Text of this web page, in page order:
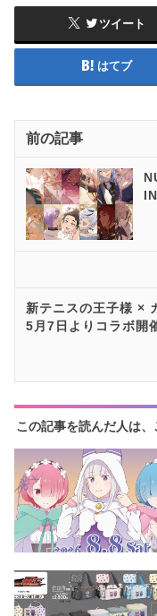
ツイート
はてブ
前の記事
新テニスの王子様 ×
5月7日よりコラボ開
この記事を読んだ人は、